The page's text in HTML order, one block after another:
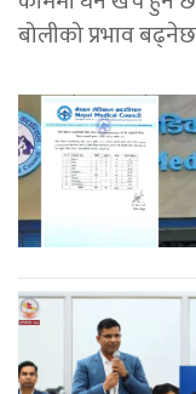
बोलीको प्रभाव